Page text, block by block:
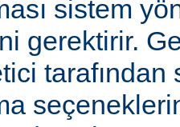
sistem
gerektirir.
tarafından